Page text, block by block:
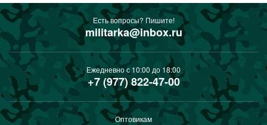
Есть вопросы? Пишите!
militarka@inbox.ru
Ежедневно с 10:00 до 18:00
+7 (977) 822-47-00
Оптовикам